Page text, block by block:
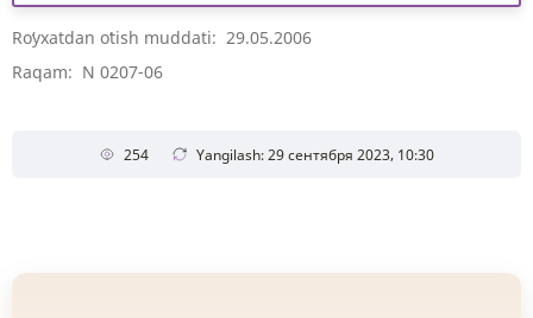
Roʻyxatdan oʻtish muddati: 29.05.2006
Raqam: N 0207-06
254 Yangilash: 29 сентября 2023, 10:30